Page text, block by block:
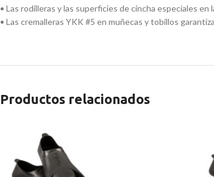
• Las rodilleras y las superficies de cincha especiales
• Las cremalleras YKK #5 en muñecas y tobillos
Productos relacionados